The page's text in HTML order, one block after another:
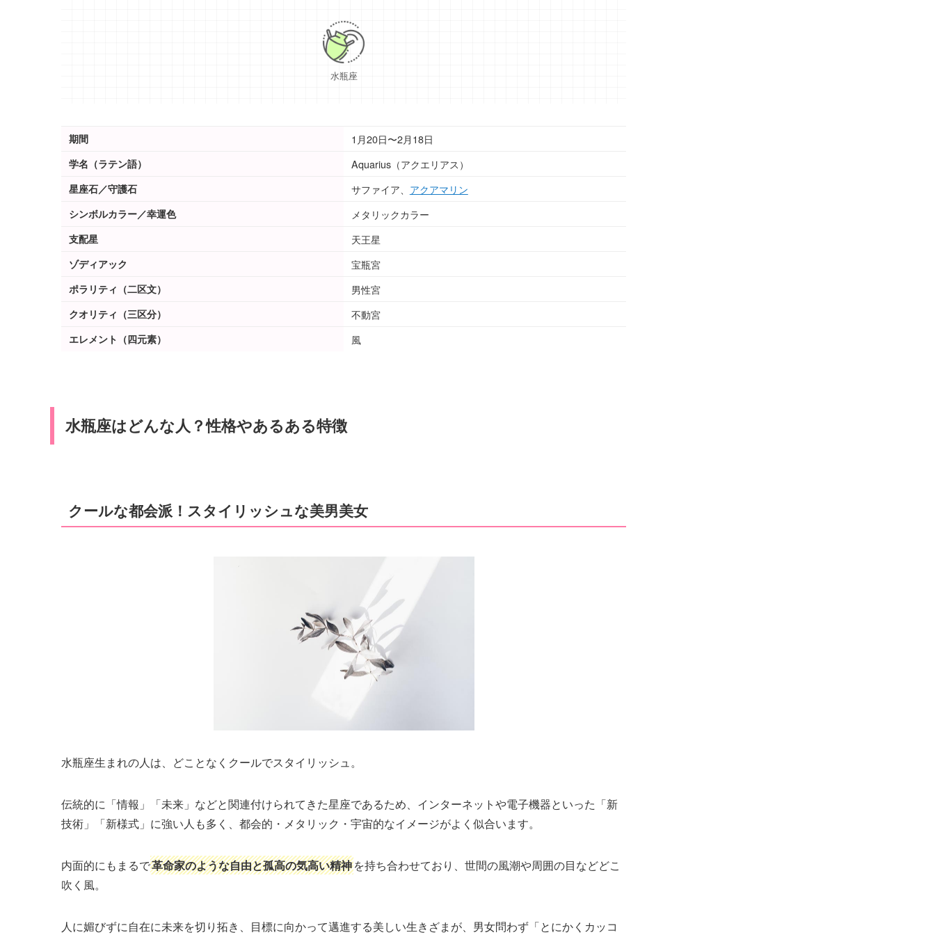
水瓶座
期間 1月20日〜2月18日
学名（ラテン語） Aquarius（アクエリアス）
星座石／守護石 サファイア、 アクアマリン
シンボルカラー／幸運色 メタリックカラー
支配星 天王星
ゾディアック 宝瓶宮
ポラリティ（二区文） 男性宮
クオリティ（三区分） 不動宮
エレメント（四元素） 風
水瓶座はどんな人？性格やあるある特徴
クールな都会派！スタイリッシュな美男美女
水瓶座生まれの人は、どことなくクールでスタイリッシュ。
伝統的に「情報」「未来」などと関連付けられてきた星座であるため、インターネットや電子機器といった「新
技術」「新様式」に強い人も多く、都会的・メタリック・宇宙的なイメージがよく似合います。
内面的にもまるで革命家のような自由と孤高の気高い精神を持ち合わせており、世間の風潮や周囲の目などどこ
吹く風。
人に媚びずに自在に未来を切り拓き、目標に向かって邁進する美しい生きざまが、男女問わず「とにかくカッコ